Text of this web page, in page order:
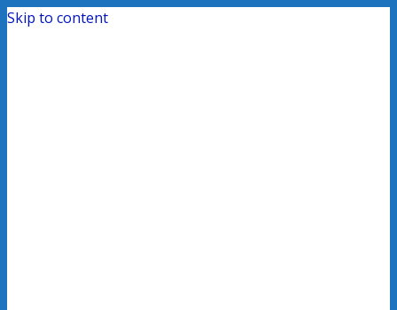
Skip to content